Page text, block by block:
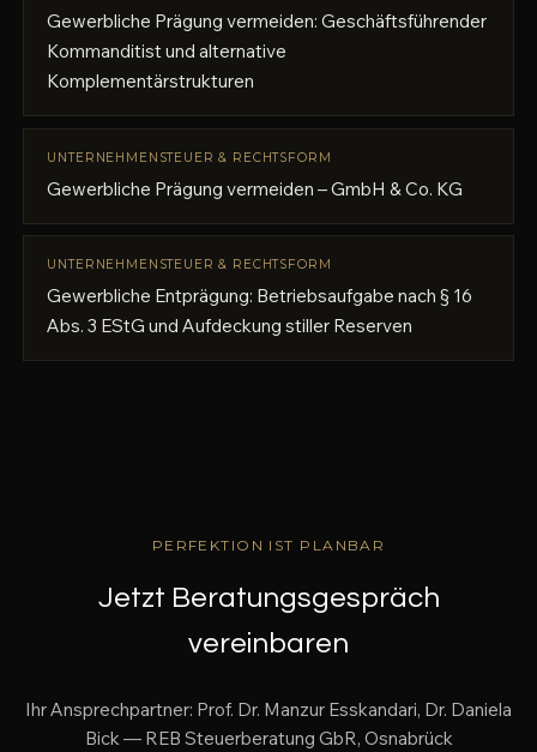
Gewerbliche Prägung vermeiden: Geschäftsführender
Kommanditist und alternative
Komplementärstrukturen
UNTERNEHMENSTEUER & RECHTSFORM
Gewerbliche Prägung vermeiden – GmbH & Co. KG
UNTERNEHMENSTEUER & RECHTSFORM
Gewerbliche Entprägung: Betriebsaufgabe nach § 16
Abs. 3 EStG und Aufdeckung stiller Reserven
PERFEKTION IST PLANBAR
Jetzt Beratungsgespräch
vereinbaren
Ihr Ansprechpartner: Prof. Dr. Manzur Esskandari, Dr. Daniela
Bick — REB Steuerberatung GbR, Osnabrück